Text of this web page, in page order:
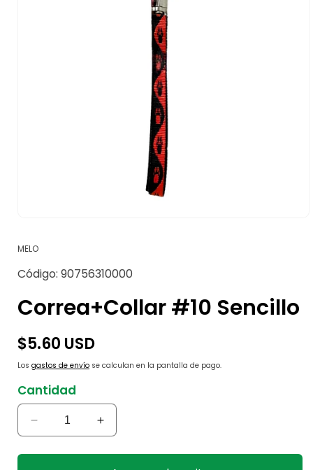
multimedia
1
una
MELO
Código: SKU:
90756310000
Correa+Collar #10 Sencillo
Precio
habitual
$5.60 USD
Los gastos de envío se calculan en la pantalla de pago.
Cantidad
Reducir
cantidad
para
Aumentar
cantidad
para